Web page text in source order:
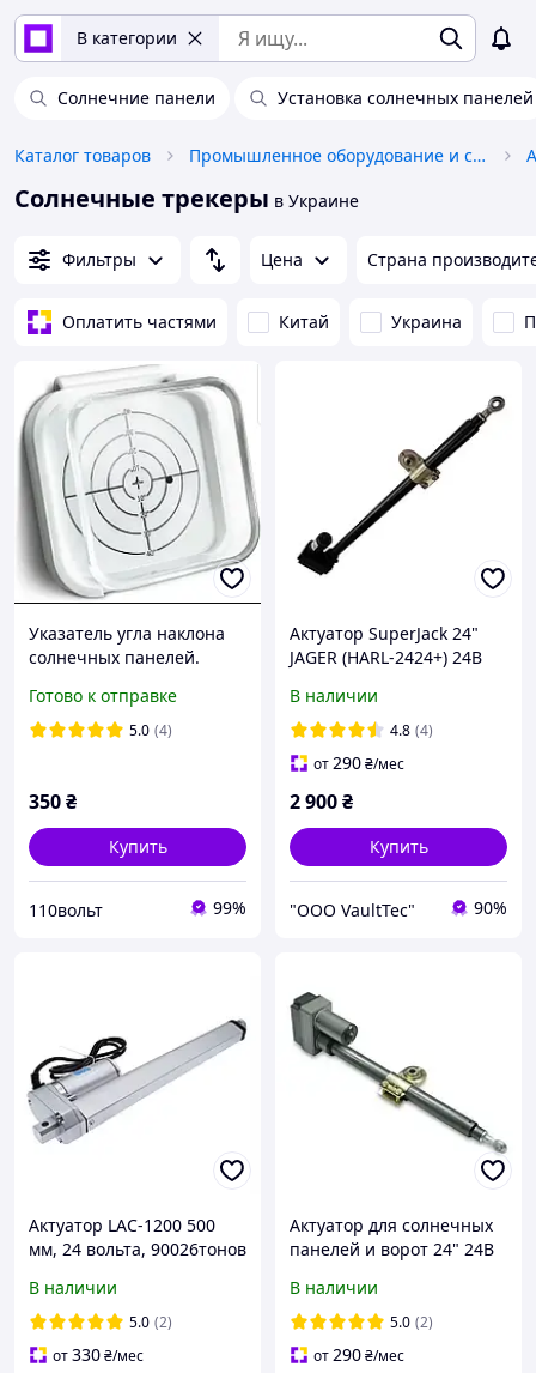
В категории
Солнечние панели Установка солнечных панелей
Каталог товаров Промышленное оборудование и станки
Солнечные трекеры в Украине
Фильтры Цена Страна
Оплатить частями Китай Украина
Указатель угла наклона
солнечных панелей.
Готово к отправке
5.0 (4)
350₴
Купить
110вольт 99%
Актуатор SuperJack 24"
JAGER (HARL-2424+) 24В
В наличии
4.8 (4)
от290₴/мес
2 900₴
Купить
"ООО VaultTec" 90%
Актуатор LAC-1200 500
мм, 24 вольта, 90026тонов
В наличии
5.0 (2)
от330₴/мес
Актуатор для солнечных
панелей и ворот 24" 24В
линейный привод)
В наличии
5.0 (2)
от290₴/мес